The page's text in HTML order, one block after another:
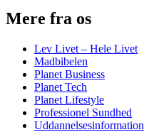
Mere fra os
Lev Livet – Hele Livet
Madbibelen
Planet Business
Planet Tech
Planet Lifestyle
Professionel Sundhed
Uddannelsesinformation